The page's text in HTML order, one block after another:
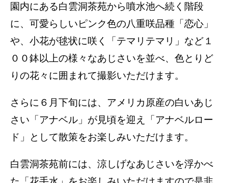
園内にある白雲洞茶苑から噴水池へ続く階段
に、可愛らしいピンク色の八重咲品種「恋心」
や、小花が毬状に咲く「テマリテマリ」など１
００鉢以上の様々なあじさいを並べ、色とりど
りの花々に囲まれて撮影いただけます。
さらに６月下旬には、アメリカ原産の白いあじ
さい「アナベル」が見頃を迎え「アナベルロー
ド」として散策をお楽しみいただけます。
白雲洞茶苑前には、涼しげなあじさいを浮かべ